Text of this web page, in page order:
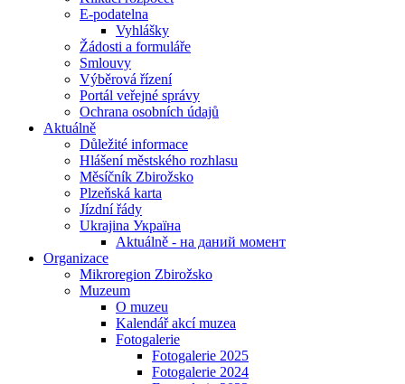
E-podatelna
Vyhlášky
Žádosti a formuláře
Smlouvy
Výběrová řízení
Portál veřejné správy
Ochrana osobních údajů
Aktuálně
Důležité informace
Hlášení městského rozhlasu
Měsíčník Zbirožsko
Plzeňská karta
Jízdní řády
Ukrajina Україна
Aktuálně - на даний момент
Organizace
Mikroregion Zbirožsko
Muzeum
O muzeu
Kalendář akcí muzea
Fotogalerie
Fotogalerie 2025
Fotogalerie 2024